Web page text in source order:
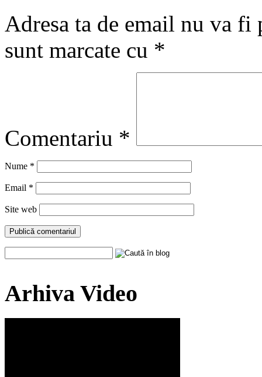
Adresa ta de email nu va fi
sunt marcate cu *
Comentariu *
Nume *
Email *
Site web
Arhiva Video